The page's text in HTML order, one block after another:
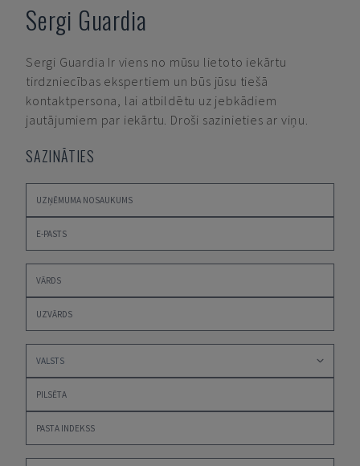
Sergi Guardia
Sergi Guardia Ir viens no mūsu lietoto iekārtu
tirdzniecības ekspertiem un būs jūsu tiešā
kontaktpersona, lai atbildētu uz jebkādiem
jautājumiem par iekārtu. Droši sazinieties ar viņu.
SAZINĀTIES